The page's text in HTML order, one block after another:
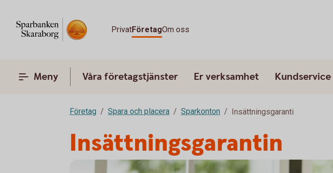
PrivatFöretagOm oss
Meny Våra företagstjänster Er verksamhet Kundservice
Företag Spara och placera Sparkonton Insättningsgaranti
Insättningsgarantin